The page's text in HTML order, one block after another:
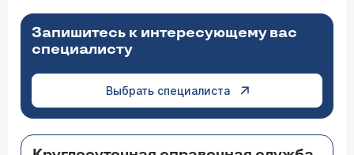
Запишитесь к интересующему вас
специалисту
Выбрать специалиста